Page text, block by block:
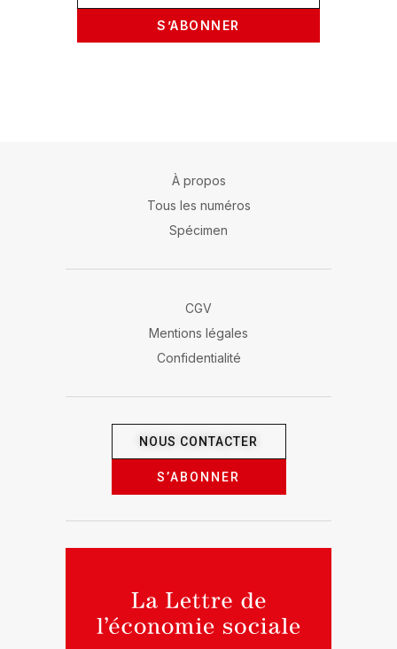
S’ABONNER
À propos
Tous les numéros
Spécimen
CGV
Mentions légales
Confidentialité
NOUS CONTACTER
S’ABONNER